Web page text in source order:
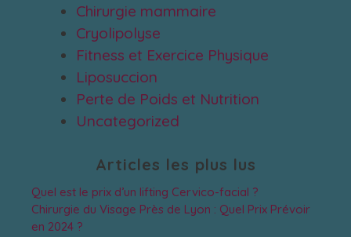
Chirurgie mammaire
Cryolipolyse
Fitness et Exercice Physique
Liposuccion
Perte de Poids et Nutrition
Uncategorized
Articles les plus lus
Quel est le prix d’un lifting Cervico-facial ?
Chirurgie du Visage Près de Lyon : Quel Prix Prévoir
en 2024 ?